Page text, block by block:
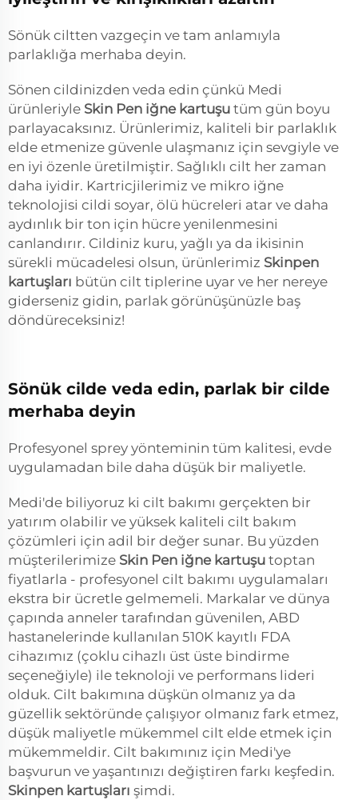
Sönük ciltten vazgeçin ve tam anlamıyla
parlaklığa merhaba deyin.
Sönen cildinizden veda edin çünkü Medi
ürünleriyle Skin Pen iğne kartuşu tüm gün boyu
parlayacaksınız. Ürünlerimiz, kaliteli bir parlaklık
elde etmenize güvenle ulaşmanız için sevgiyle ve
en iyi özenle üretilmiştir. Sağlıklı cilt her zaman
daha iyidir. Kartricjilerimiz ve mikro iğne
teknolojisi cildi soyar, ölü hücreleri atar ve daha
aydınlık bir ton için hücre yenilenmesini
canlandırır. Cildiniz kuru, yağlı ya da ikisinin
sürekli mücadelesi olsun, ürünlerimiz Skinpen
kartuşları bütün cilt tiplerine uyar ve her nereye
giderseniz gidin, parlak görünüşünüzle baş
döndüreceksiniz!
Sönük cilde veda edin, parlak bir cilde
merhaba deyin
Profesyonel sprey yönteminin tüm kalitesi, evde
uygulamadan bile daha düşük bir maliyetle.
Medi'de biliyoruz ki cilt bakımı gerçekten bir
yatırım olabilir ve yüksek kaliteli cilt bakım
çözümleri için adil bir değer sunar. Bu yüzden
müşterilerimize Skin Pen iğne kartuşu toptan
fiyatlarla - profesyonel cilt bakımı uygulamaları
ekstra bir ücretle gelmemeli. Markalar ve dünya
çapında anneler tarafından güvenilen, ABD
hastanelerinde kullanılan 510K kayıtlı FDA
cihazımız (çoklu cihazlı üst üste bindirme
seçeneğiyle) ile teknoloji ve performans lideri
olduk. Cilt bakımına düşkün olmanız ya da
güzellik sektöründe çalışıyor olmanız fark etmez,
düşük maliyetle mükemmel cilt elde etmek için
mükemmeldir. Cilt bakımınız için Medi'ye
başvurun ve yaşantınızı değiştiren farkı keşfedin.
Skinpen kartuşları şimdi.